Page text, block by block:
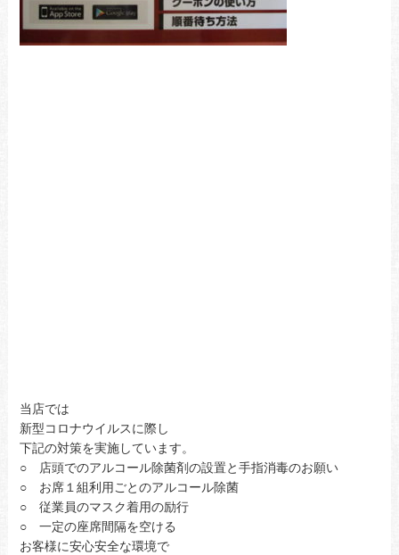
当店では
新型コロナウイルスに際し
下記の対策を実施しています。
○ 店頭でのアルコール除菌剤の設置と手指消毒のお願い
○ お席１組利用ごとのアルコール除菌
○ 従業員のマスク着用の励行
○ 一定の座席間隔を空ける
お客様に安心安全な環境で